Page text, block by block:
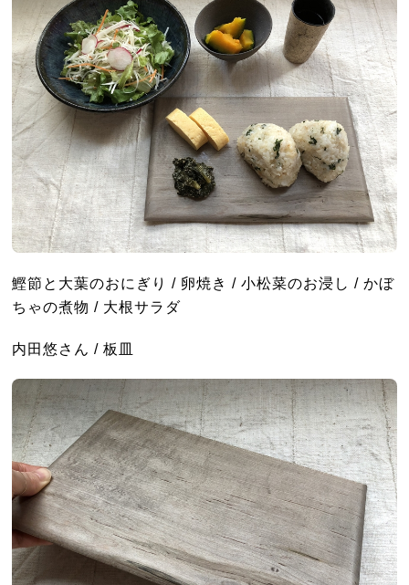
鰹節と大葉のおにぎり / 卵焼き / 小松菜のお浸し / かぼ
ちゃの煮物 / 大根サラダ
内田悠さん / 板皿